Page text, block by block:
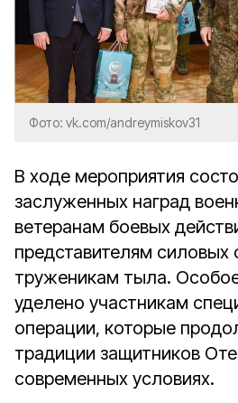
Фото: vk.com/andreymiskov31
В ходе мероприятия
заслуженных наград
ветеранам боевых
представителям силовых
труженикам тыла.
уделено участникам
операции, которые
традиции защитников
современных условиях.